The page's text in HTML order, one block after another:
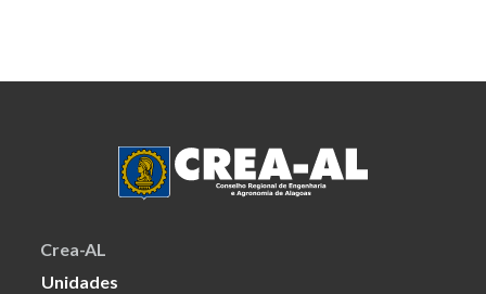
Crea-AL
Unidades